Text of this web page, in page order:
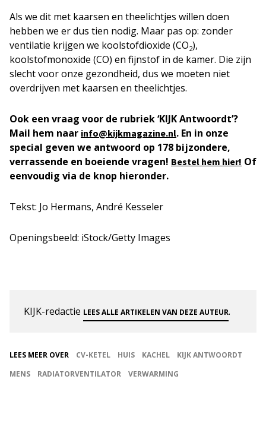
Als we dit met kaarsen en theelichtjes willen doen
hebben we er dus tien nodig. Maar pas op: zonder
ventilatie krijgen we koolstofdioxide (CO2),
koolstofmonoxide (CO) en fijnstof in de kamer. Die zijn
slecht voor onze gezondheid, dus we moeten niet
overdrijven met kaarsen en theelichtjes.
Ook een vraag voor de rubriek ‘KIJK Antwoordt’?
Mail hem naar info@kijkmagazine.nl. En in onze
special geven we antwoord op 178 bijzondere,
verrassende en boeiende vragen! Bestel hem hier! Of
eenvoudig via de knop hieronder.
Tekst: Jo Hermans, André Kesseler
Openingsbeeld: iStock/Getty Images
KIJK-redactie LEES ALLE ARTIKELEN VAN DEZE AUTEUR.
LEES MEER OVER CV-KETEL HUIS KACHEL
KIJK ANTWOORDT
MENS
RADIATORVENTILATOR VERWARMING